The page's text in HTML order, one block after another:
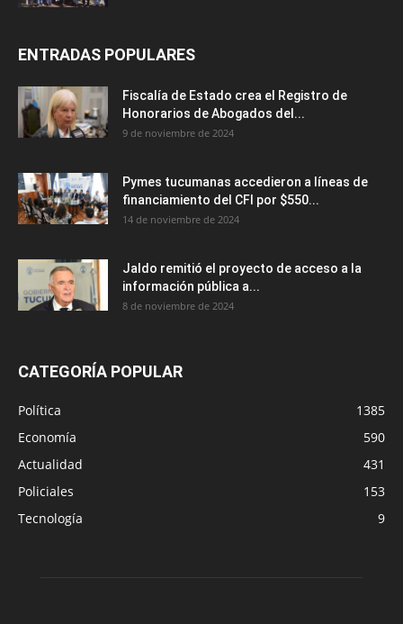
ENTRADAS POPULARES
Fiscalía de Estado crea el Registro de
Honorarios de Abogados del...
9 de noviembre de 2024
Pymes tucumanas accedieron a líneas de
financiamiento del CFI por $550...
14 de noviembre de 2024
Jaldo remitió el proyecto de acceso a la
información pública a...
8 de noviembre de 2024
CATEGORÍA POPULAR
Política
1385
Economía
590
Actualidad
431
Policiales
153
Tecnología
9